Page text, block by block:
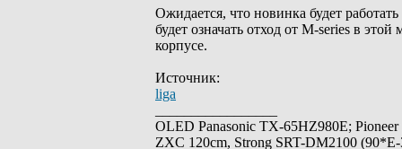
Ожидается, что новинка будет
будет означать отход от M-series в
корпусе.
Источник:
liga
OLED Panasonic TX-65HZ980E;
ZXC 120cm, Strong SRT-DM2100